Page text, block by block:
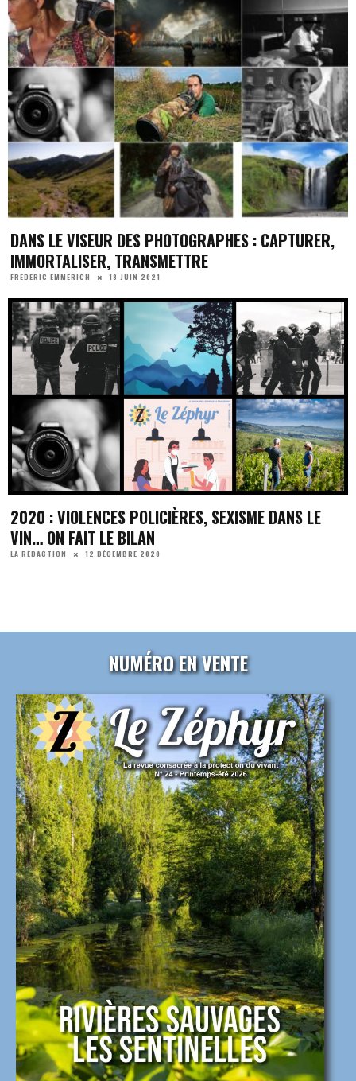
DANS LE VISEUR DES PHOTOGRAPHES : CAPTURER,
IMMORTALISER, TRANSMETTRE
FREDERIC EMMERICH 18 JUIN 2021
2020 : VIOLENCES POLICIÈRES, SEXISME DANS LE
VIN… ON FAIT LE BILAN
LA RÉDACTION 12 DÉCEMBRE 2020
NUMÉRO EN VENTE